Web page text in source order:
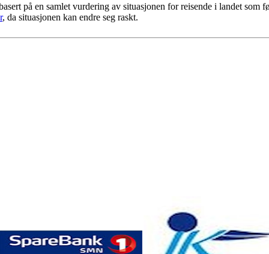
på en samlet vurdering av situasjonen for reisende i landet som
, da situasjonen kan endre seg raskt.